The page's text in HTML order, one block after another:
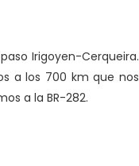
Irigoyen-Cerqueira.
a los 700 km que nos
a la BR-282.